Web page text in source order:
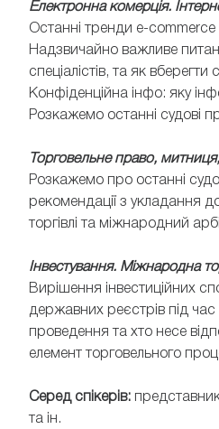
Електронна комерція.
Останні тренди e-
Надзвичайно важливе
спеціалістів, та як
Конфіденційна інфо: яку
Розкажемо останні судові
Торговельне право,
Розкажемо про останні
рекомендації з укладання
торгівлі та міжнародний
Інвестування. Міжнародна
Вирішення інвестиційних
державних реєстрів під
проведення та хто несе
елемент торговельного
Серед спікерів:
та ін.